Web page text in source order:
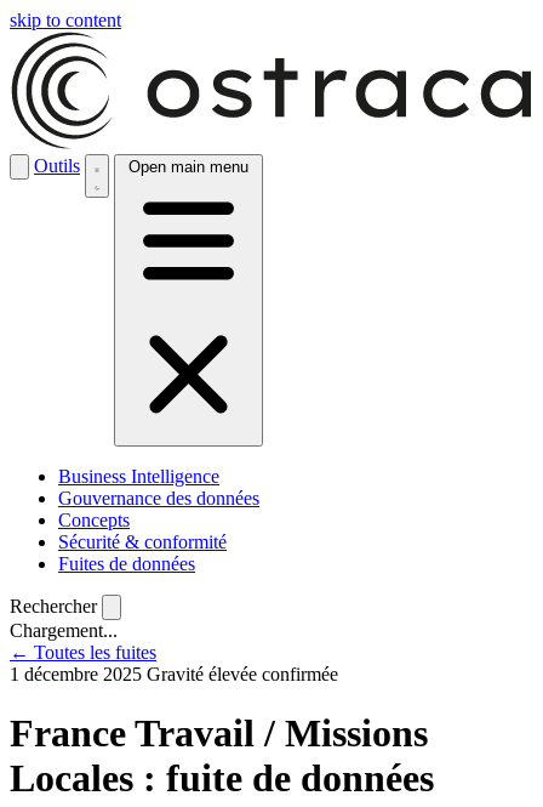
skip to content
Outils Open main menu
Business Intelligence
Gouvernance des données
Concepts
Sécurité & conformité
Fuites de données
Rechercher
Chargement...
← Toutes les fuites
1 décembre 2025 Gravité élevée confirmée
France Travail / Missions
Locales : fuite de données